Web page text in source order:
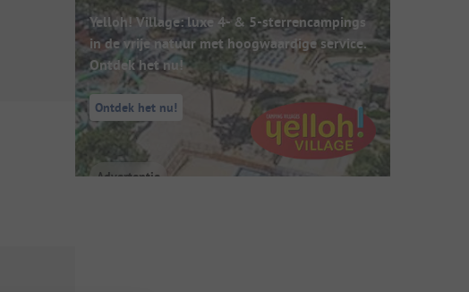
Yelloh! Village: luxe 4- & 5-sterrencampings
in de vrije natuur met hoogwaardige service.
Ontdek het nu!
Ontdek het nu!